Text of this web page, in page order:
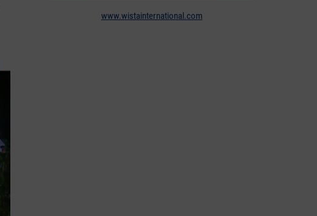
www.wistainternational.com